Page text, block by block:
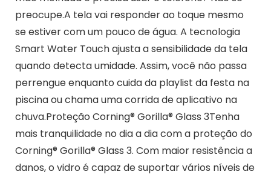
preocupe.A tela vai responder ao toque mesmo
se estiver com um pouco de água. A tecnologia
Smart Water Touch ajusta a sensibilidade da tela
quando detecta umidade. Assim, você não passa
perrengue enquanto cuida da playlist da festa na
piscina ou chama uma corrida de aplicativo na
chuva.Proteção Corning® Gorilla® Glass 3Tenha
mais tranquilidade no dia a dia com a proteção do
Corning® Gorilla® Glass 3. Com maior resistência a
danos, o vidro é capaz de suportar vários níveis de